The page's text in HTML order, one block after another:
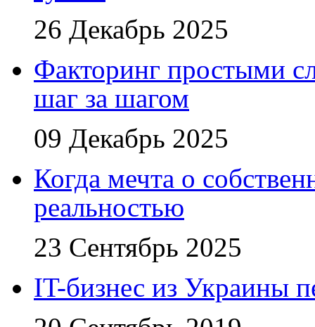
26 Декабрь 2025
Факторинг простыми
шаг за шагом
09 Декабрь 2025
Когда мечта о
реальностью
23 Сентябрь 2025
IT-бизнес из Украины